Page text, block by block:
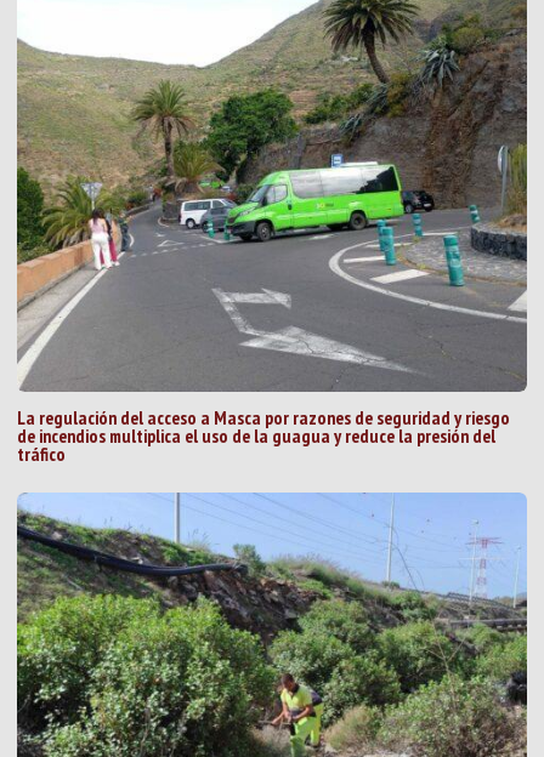
La regulación del acceso a Masca por razones de seguridad y riesgo
de incendios multiplica el uso de la guagua y reduce la presión del
tráfico